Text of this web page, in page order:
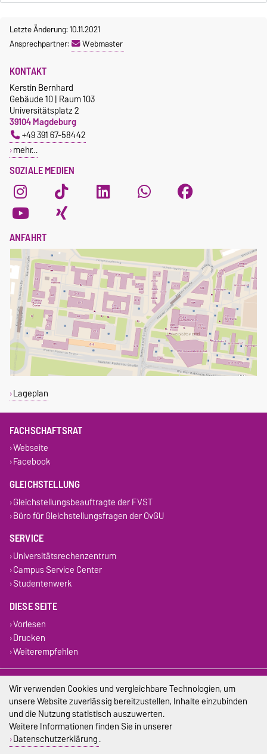
Letzte Änderung: 10.11.2021
Ansprechpartner:
Webmaster
SOZIALE MEDIEN
KONTAKT
Kerstin Bernhard
Gebäude 10 | Raum 103
Universitätsplatz 2
39104 Magdeburg
+49 391 67-58442
mehr…
ANFAHRT
Lageplan
FACHSCHAFTSRAT
Webseite
Facebook
GLEICHSTELLUNG
Gleichstellungsbeauftragte der FVST
Büro für Gleichstellungsfragen der OvGU
SERVICE
Universitätsrechenzentrum
Campus Service Center
Studentenwerk
DIESE SEITE
Vorlesen
Drucken
Weiterempfehlen
Impressum
Datenschutz
Barrierefreiheit
Wir verwenden Cookies und vergleichbare Technologien, um
unsere Website zuverlässig bereitzustellen, Inhalte einzubinden
und die Nutzung statistisch auszuwerten.
Weitere Informationen finden Sie in unserer
Datenschutzerklärung.